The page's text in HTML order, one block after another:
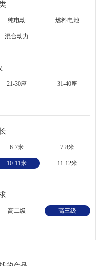
纯电动 燃料电池
混合动力
21-30座 31-40座
6-7米 7-8米
10-11米 11-12米
高二级 高三级